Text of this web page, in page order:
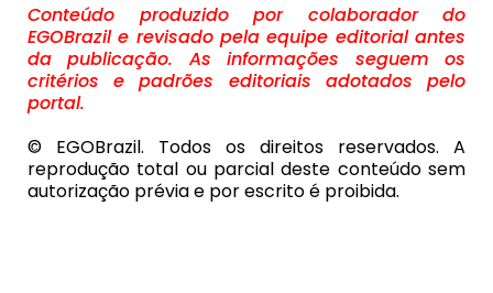
Conteúdo produzido por colaborador do
EGOBrazil e revisado pela equipe editorial antes
da publicação. As informações seguem os
critérios e padrões editoriais adotados pelo
portal.
© EGOBrazil. Todos os direitos reservados. A
reprodução total ou parcial deste conteúdo sem
autorização prévia e por escrito é proibida.